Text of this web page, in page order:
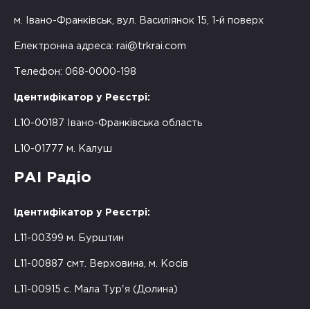
м. Івано-Франківськ, вул. Василіянок 15, 1-й поверх
Електронна адреса: rai@trkrai.com
Телефон: 068-0000-198
Ідентифікатор у Реєстрі:
L10-00187 Івано-Франківська область
L10-01777 м. Калуш
РАІ Радіо
Ідентифікатор у Реєстрі:
L11-00399 м. Бурштин
L11-00887 смт. Верховина, м. Косів
L11-00915 с. Мала Тур'я (Долина)